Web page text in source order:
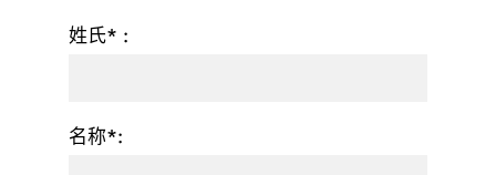
姓氏* :
名称*: